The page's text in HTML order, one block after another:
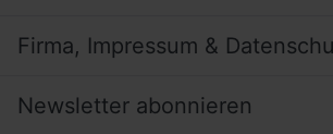
Firma, Impressum &
Newsletter abonnieren